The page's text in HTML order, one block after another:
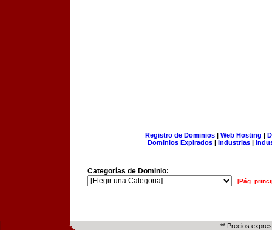
Registro de Dominios| Web Hosting |
Dominios Expirados | Industrias |
Categorías de Dominio:
[Pág.
** Precios